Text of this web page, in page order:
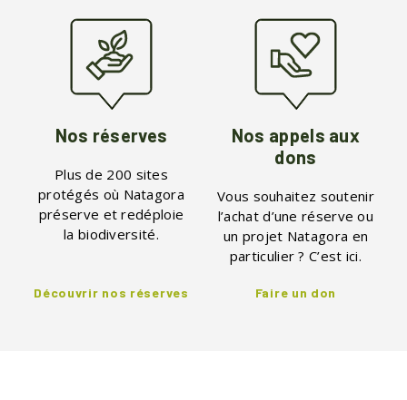
Nos réserves
Plus de 200 sites
protégés où Natagora
préserve et redéploie
la biodiversité.
Découvrir nos réserves
Nos appels aux
dons
Vous souhaitez soutenir
l’achat d’une réserve ou
un projet Natagora en
particulier ? C’est ici.
Faire un don